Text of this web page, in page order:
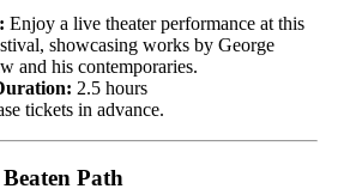
Enjoy a live theater performance at this
showcasing works by George
and his contemporaries.
2.5 hours
tickets in advance.
Path